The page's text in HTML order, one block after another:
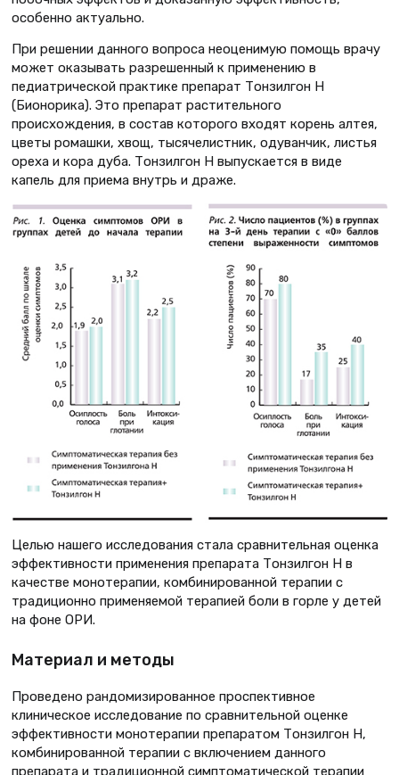
особенно актуально.
При решении данного вопроса неоценимую помощь врачу
может оказывать разрешенный к применению в
педиатрической практике препарат Тонзилгон Н
(Бионорика). Это препарат растительного
происхождения, в состав которого входят корень алтея,
цветы ромашки, хвощ, тысячелистник, одуванчик, листья
ореха и кора дуба. Тонзилгон Н выпускается в виде
капель для приема внутрь и драже.
Целью нашего исследования стала сравнительная оценка
эффективности применения препарата Тонзилгон Н в
качестве монотерапии, комбинированной терапии с
традиционно применяемой терапией боли в горле у детей
на фоне ОРИ.
Материал и методы
Проведено рандомизированное проспективное
клиническое исследование по сравнительной оценке
эффективности монотерапии препаратом Тонзилгон Н,
комбинированной терапии с включением данного
препарата и традиционной симптоматической терапии